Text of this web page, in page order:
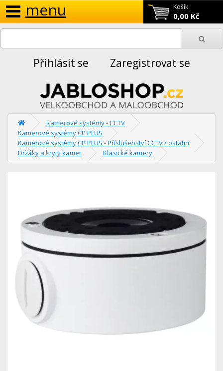
Košík
0,00 Kč
menu
Přihlásit se Zaregistrovat se
Kamerové systémy - CCTV
Kamerové systémy CP PLUS
Kamerové systémy CP PLUS - Příslušenství CCTV / ostatní
Držáky a kryty kamer
Klasické kamery